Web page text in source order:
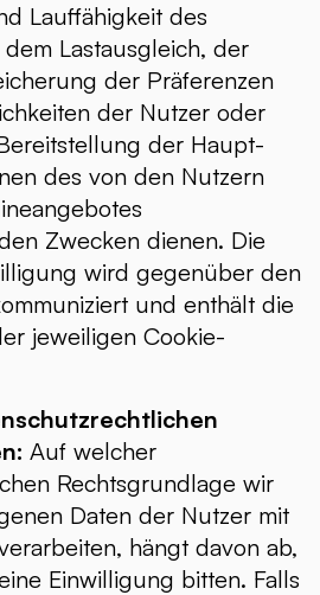
Lauffähigkeit des
Lastausgleich, der
der Präferenzen
der Nutzer oder
der Haupt-
des von den Nutzern
Zwecken dienen. Die
wird gegenüber den
und enthält die
jeweiligen Cookie-
Auf welcher
Rechtsgrundlage wir
Daten der Nutzer mit
hängt davon ab,
Einwilligung bitten. Falls